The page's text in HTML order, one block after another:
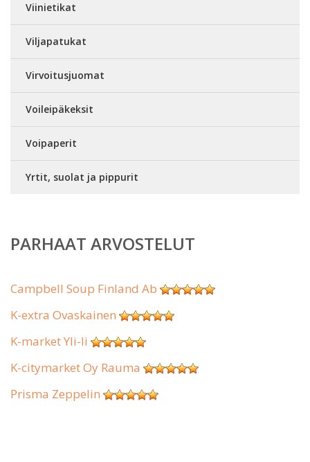
Viinietikat
Viljapatukat
Virvoitusjuomat
Voileipäkeksit
Voipaperit
Yrtit, suolat ja pippurit
PARHAAT ARVOSTELUT
Campbell Soup Finland Ab
K-extra Ovaskainen
K-market Yli-Ii
K-citymarket Oy Rauma
Prisma Zeppelin